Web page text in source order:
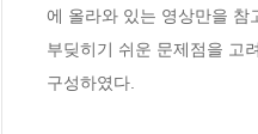
에 올라와 있는 영상만을
부딪히기 쉬운 문제점을 고
구성하였다.